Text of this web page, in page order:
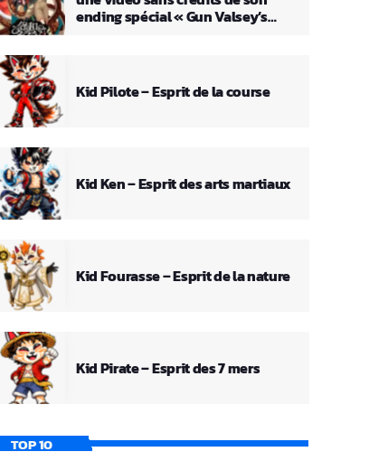
ending spécial « Gun Valsey’s
Kid Pilote – Esprit de la course
Kid Ken – Esprit des arts martiaux
Kid Fourasse – Esprit de la nature
Kid Pirate – Esprit des 7 mers
TOP 10